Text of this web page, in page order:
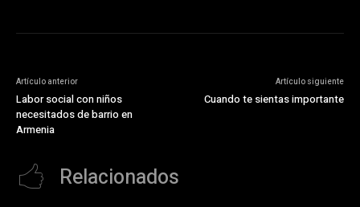
Artículo anterior
Labor social con niños
necesitados de barrio en
Armenia
Artículo siguiente
Cuando te sientas importante
Relacionados